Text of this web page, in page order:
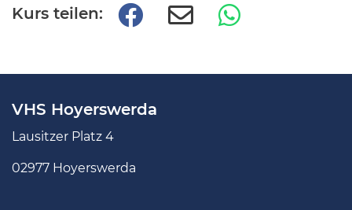
Kurs teilen:
VHS Hoyerswerda
Lausitzer Platz 4
02977 Hoyerswerda